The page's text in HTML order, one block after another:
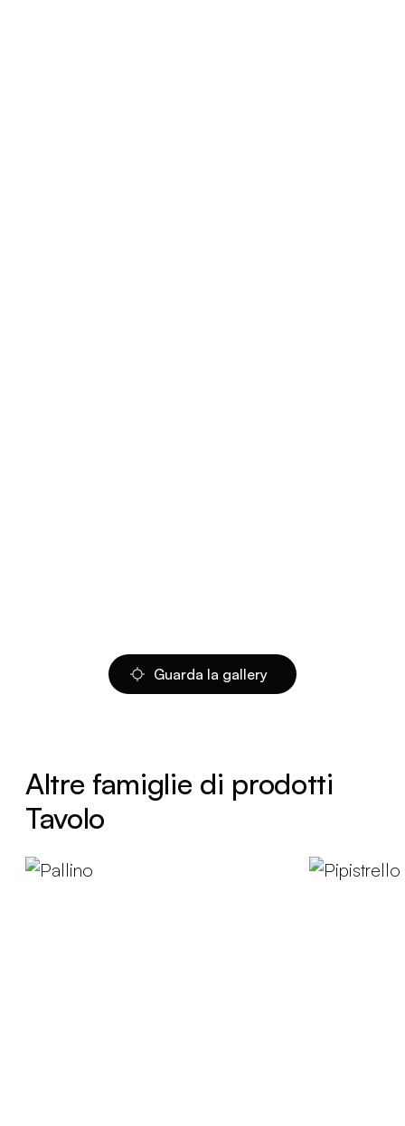
Guarda la gallery
Altre famiglie di prodotti
Tavolo